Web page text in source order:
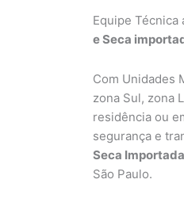
Equipe
e Seca
Com Unidades
zona Sul, zona
residência ou
segurança e
Seca Importada
São Paulo.